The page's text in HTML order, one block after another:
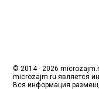
© 2014 - 2026
microzajm.ru является
Вся информация